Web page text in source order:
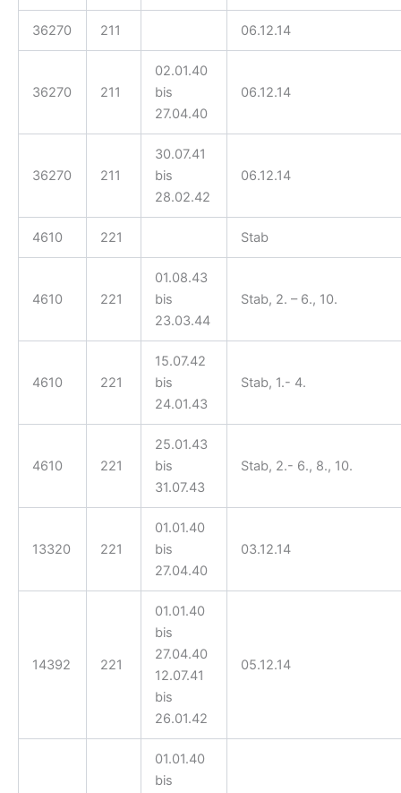
36270 211 06.12.14
36270 211
02.01.40
bis
27.04.40
06.12.14
36270 211
30.07.41
bis
28.02.42
06.12.14
4610 221 Stab
4610 221
01.08.43
bis
23.03.44
Stab, 2. – 6., 10.
4610 221
15.07.42
bis
24.01.43
Stab, 1.- 4.
4610 221
25.01.43
bis
31.07.43
Stab, 2.- 6., 8., 10.
13320 221
01.01.40
bis
27.04.40
03.12.14
14392 221
01.01.40
bis
27.04.40
12.07.41
bis
26.01.42
05.12.14
01.01.40
bis